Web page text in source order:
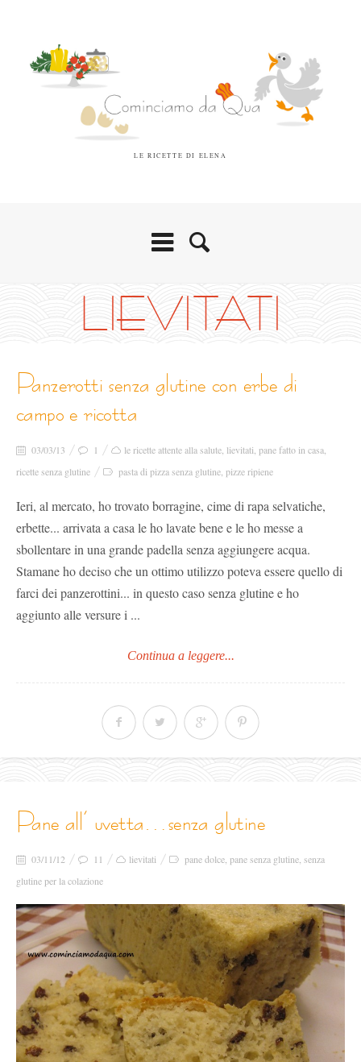
LE RICETTE DI ELENA
LIEVITATI
panzerotti senza glutine con erbe di
campo e ricotta
03/03/13 1 le ricette attente alla salute lievitati pane fatto in casa
ricette senza glutine
pasta di pizza senza glutine pizze ripiene
Ieri, al mercato, ho trovato borragine, cime di rapa selvatiche,
erbette... arrivata a casa le ho lavate bene e le ho messe a
sbollentare in una grande padella senza aggiungere acqua.
Stamane ho deciso che un ottimo utilizzo poteva essere quello di
farci dei panzerottini... in questo caso senza glutine e ho
aggiunto alle versure i ...
Continua a leggere...
pane all’ uvetta…senza glutine
03/11/12 11 lievitati pane dolce pane senza glutine senza
glutine per la colazione